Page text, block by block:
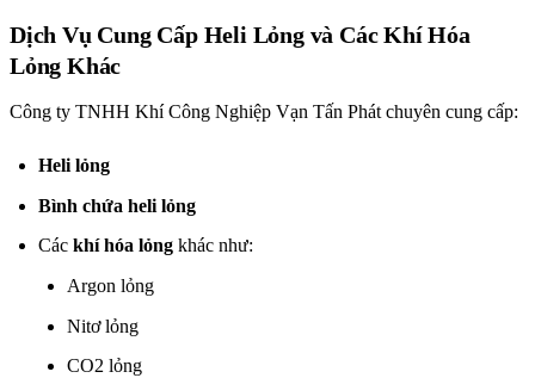
Dịch Vụ Cung Cấp Heli Lỏng và Các Khí Hóa
Lỏng Khác
Công ty TNHH Khí Công Nghiệp Vạn Tấn Phát chuyên cung cấp:
Heli lỏng
Bình chứa heli lỏng
Các khí hóa lỏng khác như:
Argon lỏng
Nitơ lỏng
CO2 lỏng